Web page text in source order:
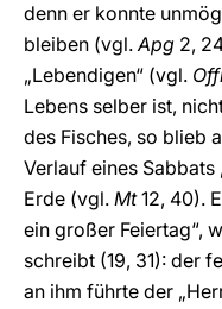
denn er konnte
bleiben (vgl.Apg 2,
„Lebendigen“ (vgl.
Lebens selber ist,
des Fisches, so blieb
Verlauf eines Sabbats
Erde (vgl. Mt12, 40).
ein großer Feiertag“,
schreibt (19, 31): der
an ihm führte der